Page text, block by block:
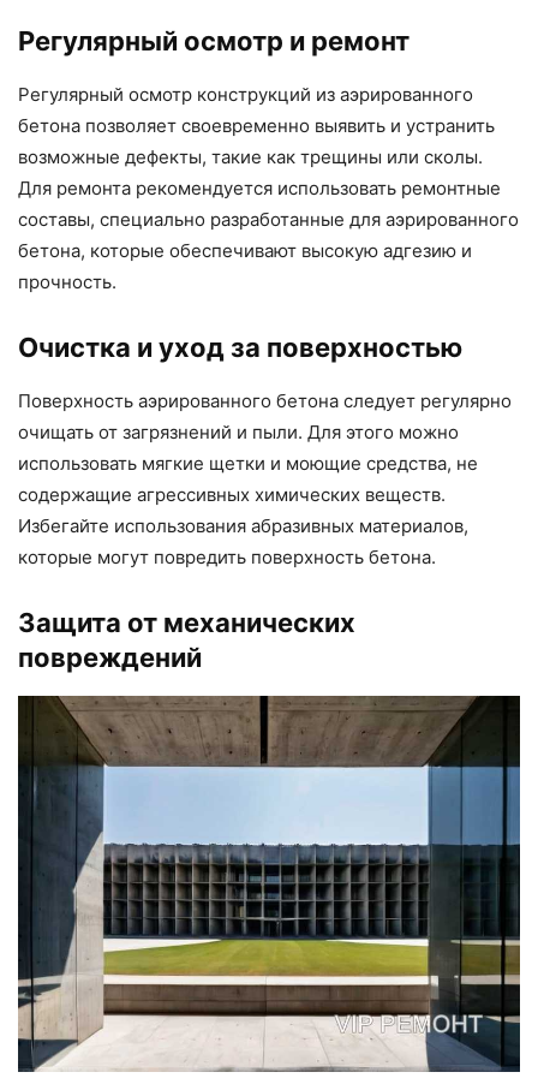
Регулярный осмотр и ремонт
Регулярный осмотр конструкций из аэрированного
бетона позволяет своевременно выявить и устранить
возможные дефекты, такие как трещины или сколы.
Для ремонта рекомендуется использовать ремонтные
составы, специально разработанные для аэрированного
бетона, которые обеспечивают высокую адгезию и
прочность.
Очистка и уход за поверхностью
Поверхность аэрированного бетона следует регулярно
очищать от загрязнений и пыли. Для этого можно
использовать мягкие щетки и моющие средства, не
содержащие агрессивных химических веществ.
Избегайте использования абразивных материалов,
которые могут повредить поверхность бетона.
Защита от механических
повреждений